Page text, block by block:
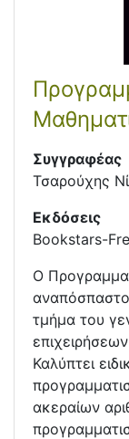
Συγγραφέας
Τσαρούχης
Εκδόσεις
Bookstars-
Ο
τμήμα του
Καλύπτει
ακεραίων